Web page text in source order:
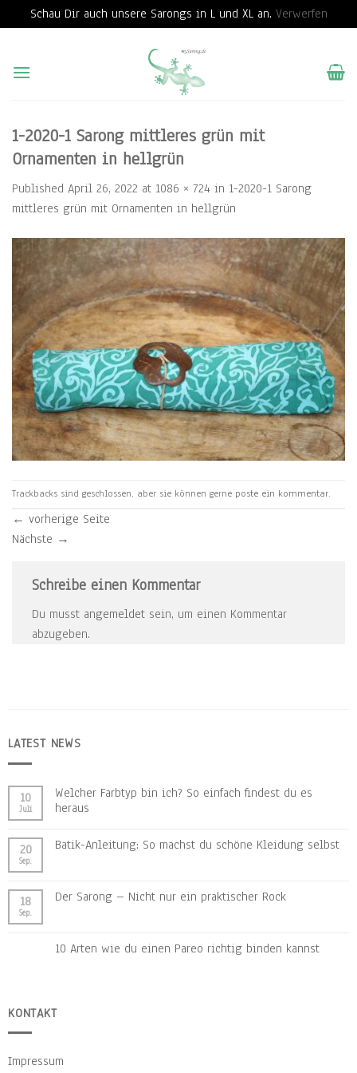
Schau Dir auch unsere Sarongs in L und XL an. Verwerfen
content
1-2020-1 Sarong mittleres grün mit
Ornamenten in hellgrün
Published April 26, 2022 at 1086 × 724 in 1-2020-1 Sarong
mittleres grün mit Ornamenten in hellgrün
Trackbacks sind geschlossen, aber sie können gerne poste ein kommentar.
← vorherige Seite
Nächste →
Schreibe einen Kommentar
Du musst angemeldet sein, um einen Kommentar
abzugeben.
LATEST NEWS
10
Juli
Welcher Farbtyp bin ich? So einfach findest du es
heraus
20
Sep.
Batik-Anleitung: So machst du schöne Kleidung selbst
18
Sep.
Der Sarong – Nicht nur ein praktischer Rock
10 Arten wie du einen Pareo richtig binden kannst
KONTAKT
Impressum